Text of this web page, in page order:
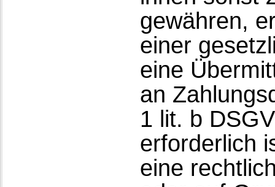
gewähren,
einer
eine
an
1 lit. b
erforderlich
eine